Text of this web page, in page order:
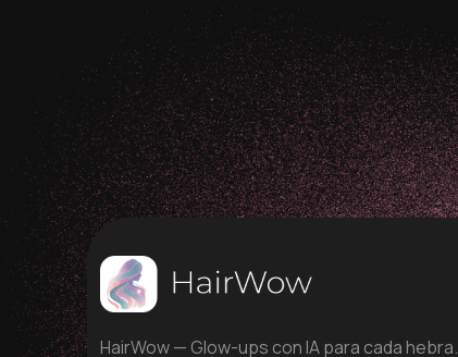
HairWow — Glow-ups con IA para cada hebra.